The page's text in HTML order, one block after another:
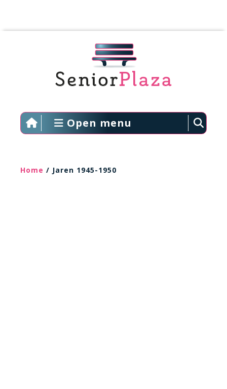
Open menu
Home / Jaren 1945-1950